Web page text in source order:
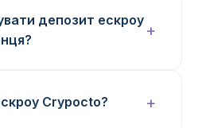
депозит ескроу
Crypocto?